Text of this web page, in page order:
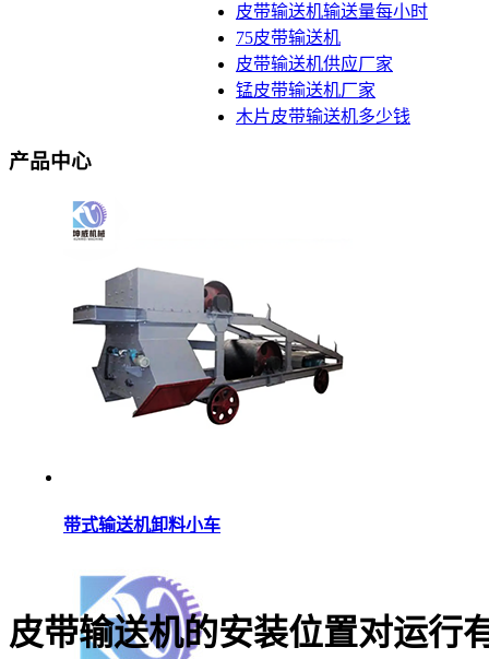
皮带输送机输送量每小时
75皮带输送机
皮带输送机供应厂家
锰皮带输送机厂家
木片皮带输送机多少钱
产品中心
带式输送机卸料小车
皮带输送机的安装位置对运行